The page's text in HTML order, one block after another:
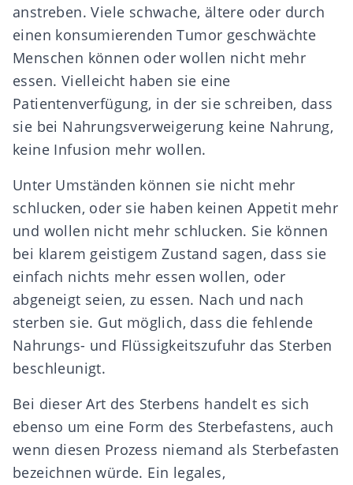
anstreben. Viele schwache, ältere oder durch
einen konsumierenden Tumor geschwächte
Menschen können oder wollen nicht mehr
essen. Vielleicht haben sie eine
Patientenverfügung, in der sie schreiben, dass
sie bei Nahrungsverweigerung keine Nahrung,
keine Infusion mehr wollen.
Unter Umständen können sie nicht mehr
schlucken, oder sie haben keinen Appetit mehr
und wollen nicht mehr schlucken. Sie können
bei klarem geistigem Zustand sagen, dass sie
einfach nichts mehr essen wollen, oder
abgeneigt seien, zu essen. Nach und nach
sterben sie. Gut möglich, dass die fehlende
Nahrungs- und Flüssigkeitszufuhr das Sterben
beschleunigt.
Bei dieser Art des Sterbens handelt es sich
ebenso um eine Form des Sterbefastens, auch
wenn diesen Prozess niemand als Sterbefasten
bezeichnen würde. Ein legales,